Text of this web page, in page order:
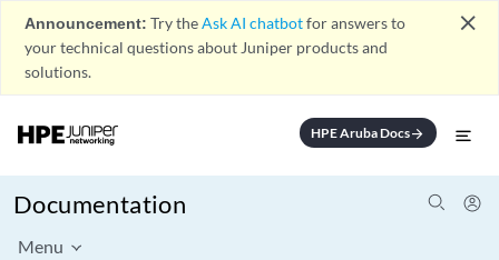
Announcement: Try theAsk AI chatbotfor answers to
your technical questions about Juniper products and
solutions.
close
HPE Aruba Docsarrow_forward
Documentation
Menu